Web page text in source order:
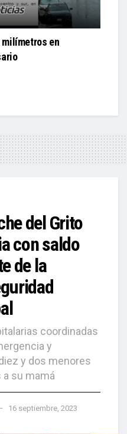
en
del Grito
con saldo
de la
coordinadas
y
y dos menores
su mamá
16 septiembre, 2023